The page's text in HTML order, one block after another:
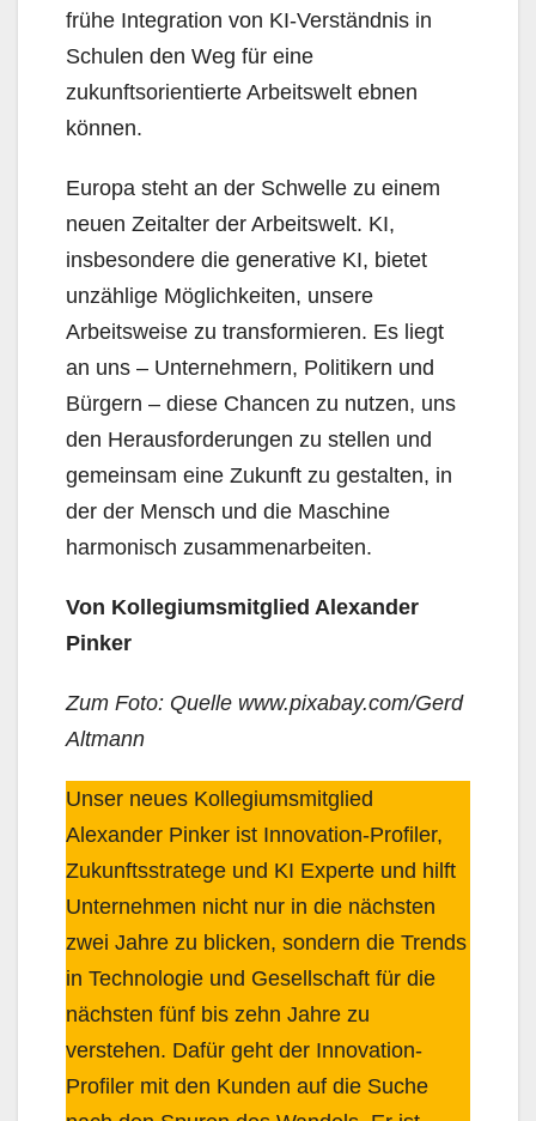
frühe Integration von KI-Verständnis in
Schulen den Weg für eine
zukunftsorientierte Arbeitswelt ebnen
können.
Europa steht an der Schwelle zu einem
neuen Zeitalter der Arbeitswelt. KI,
insbesondere die generative KI, bietet
unzählige Möglichkeiten, unsere
Arbeitsweise zu transformieren. Es liegt
an uns – Unternehmern, Politikern und
Bürgern – diese Chancen zu nutzen, uns
den Herausforderungen zu stellen und
gemeinsam eine Zukunft zu gestalten, in
der der Mensch und die Maschine
harmonisch zusammenarbeiten.
Von Kollegiumsmitglied Alexander
Pinker
Zum Foto: Quelle www.pixabay.com/Gerd
Altmann
Unser neues Kollegiumsmitglied
Alexander Pinker ist Innovation-Profiler,
Zukunftsstratege und KI Experte und hilft
Unternehmen nicht nur in die nächsten
zwei Jahre zu blicken, sondern die Trends
in Technologie und Gesellschaft für die
nächsten fünf bis zehn Jahre zu
verstehen. Dafür geht der Innovation-
Profiler mit den Kunden auf die Suche